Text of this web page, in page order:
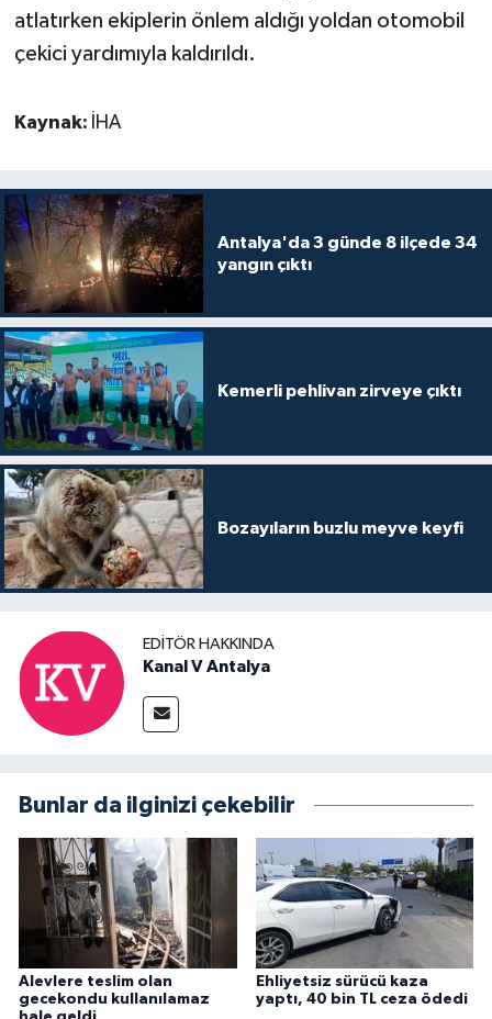
atlatırken ekiplerin önlem aldığı yoldan otomobil
çekici yardımıyla kaldırıldı.
Kaynak: İHA
Antalya'da 3 günde 8 ilçede 34
yangın çıktı
Kemerli pehlivan zirveye çıktı
Bozayıların buzlu meyve keyfi
EDITÖR HAKKINDA
Kanal V Antalya
Bunlar da ilginizi çekebilir
Alevlere teslim olan
gecekondu kullanılamaz
Ehliyetsiz sürücü kaza
yaptı, 40 bin TL ceza ödedi
Teknoloji
Yaşam